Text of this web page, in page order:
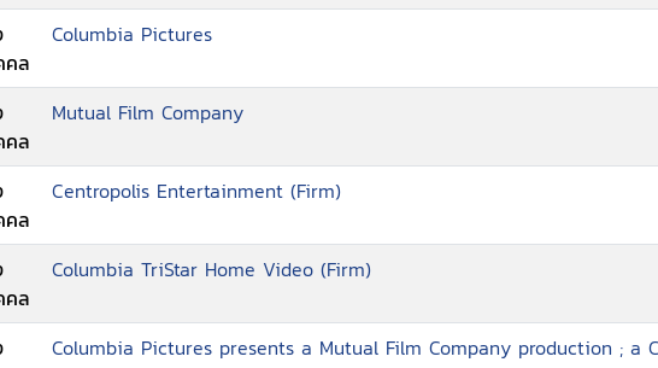
คล
Columbia Pictures
คล
Mutual Film Company
คล
Centropolis Entertainment (Firm)
คล
Columbia TriStar Home Video (Firm)
Columbia Pictures presents a Mutual Film Company production ; a